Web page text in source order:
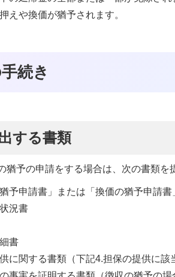
えや換価が猶予されます。
続き
する書類
猶予の申請をする場合は、次の書類を
猶予申請書」または「換価の猶予申請書
況書
書
に関する書類（下記4.担保の提供に該